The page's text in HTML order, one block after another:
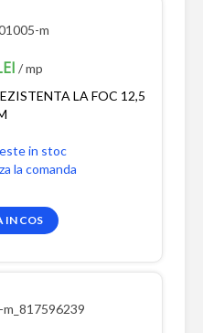
/ mp
LA FOC 12,5
in stoc
la comanda
IN COS